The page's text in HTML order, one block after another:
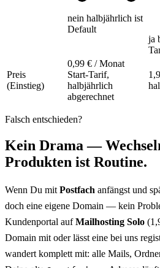
nein halbjährlich ist
Default
ja
Preis
(Einstieg)
0,99 € / Monat
Start-Tarif,
halbjährlich
abgerechnet
Falsch entschieden?
Kein Drama —
Produkten ist Routine.
Wenn Du mitPostfach anfängst und
doch eine eigene Domain — kein
Kundenportal aufMailhosting Solo
Domain mit oder lässt eine bei uns
wandert komplett mit: alle Mails,